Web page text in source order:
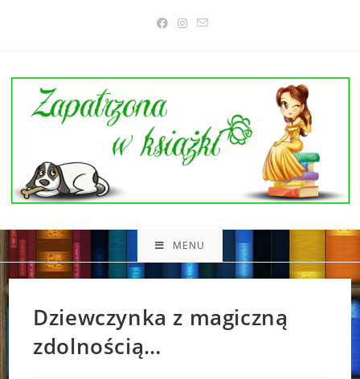
MENU
Dziewczynka z magiczną
zdolnością…